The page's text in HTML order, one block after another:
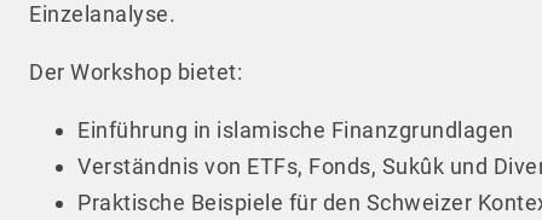
Einzelanalyse.
Der Workshop bietet:
Einführung in islamische Finanzgrundlagen
Verständnis von ETFs, Fonds, Sukûk und
Praktische Beispiele für den Schweizer